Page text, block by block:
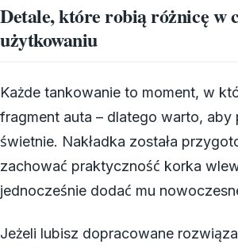
Detale, które robią różnicę w
użytkowaniu
Każde tankowanie to moment, w
fragment auta – dlatego warto, aby
świetnie. Nakładka została
zachować praktyczność korka
jednocześnie dodać mu
Jeżeli lubisz dopracowane